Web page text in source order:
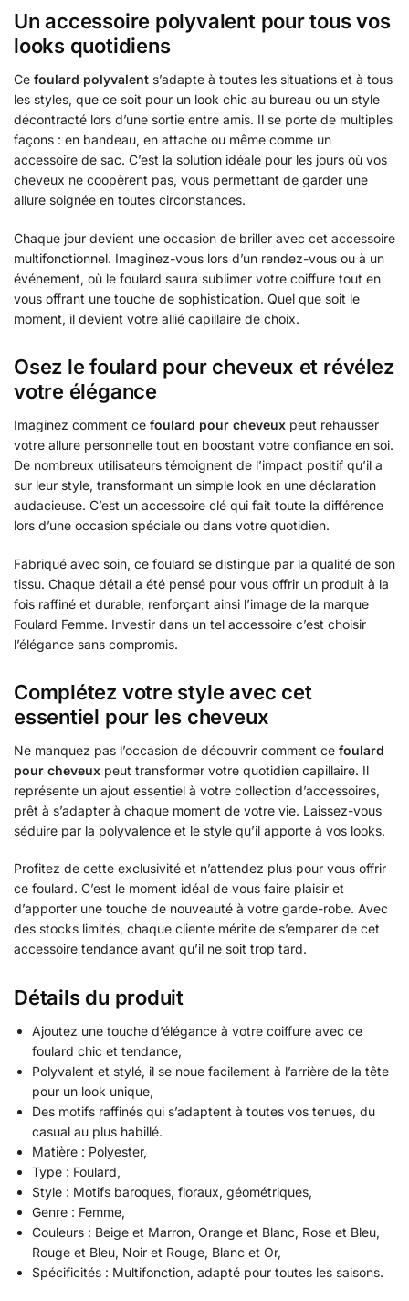
Un accessoire polyvalent pour tous vos
looks quotidiens
Ce foulard polyvalent s’adapte à toutes les situations et à tous
les styles, que ce soit pour un look chic au bureau ou un style
décontracté lors d’une sortie entre amis. Il se porte de multiples
façons : en bandeau, en attache ou même comme un
accessoire de sac. C’est la solution idéale pour les jours où vos
cheveux ne coopèrent pas, vous permettant de garder une
allure soignée en toutes circonstances.
Chaque jour devient une occasion de briller avec cet accessoire
multifonctionnel. Imaginez-vous lors d’un rendez-vous ou à un
événement, où le foulard saura sublimer votre coiffure tout en
vous offrant une touche de sophistication. Quel que soit le
moment, il devient votre allié capillaire de choix.
Osez le foulard pour cheveux et révélez
votre élégance
Imaginez comment ce foulard pour cheveux peut rehausser
votre allure personnelle tout en boostant votre confiance en soi.
De nombreux utilisateurs témoignent de l’impact positif qu’il a
sur leur style, transformant un simple look en une déclaration
audacieuse. C’est un accessoire clé qui fait toute la différence
lors d’une occasion spéciale ou dans votre quotidien.
Fabriqué avec soin, ce foulard se distingue par la qualité de son
tissu. Chaque détail a été pensé pour vous offrir un produit à la
fois raffiné et durable, renforçant ainsi l’image de la marque
Foulard Femme. Investir dans un tel accessoire c’est choisir
l’élégance sans compromis.
Complétez votre style avec cet
essentiel pour les cheveux
Ne manquez pas l’occasion de découvrir comment ce foulard
pour cheveux peut transformer votre quotidien capillaire. Il
représente un ajout essentiel à votre collection d’accessoires,
prêt à s’adapter à chaque moment de votre vie. Laissez-vous
séduire par la polyvalence et le style qu’il apporte à vos looks.
Profitez de cette exclusivité et n’attendez plus pour vous offrir
ce foulard. C’est le moment idéal de vous faire plaisir et
d’apporter une touche de nouveauté à votre garde-robe. Avec
des stocks limités, chaque cliente mérite de s’emparer de cet
accessoire tendance avant qu’il ne soit trop tard.
Détails du produit
Ajoutez une touche d’élégance à votre coiffure avec ce
foulard chic et tendance,
Polyvalent et stylé, il se noue facilement à l’arrière de la tête
pour un look unique,
Des motifs raffinés qui s’adaptent à toutes vos tenues, du
casual au plus habillé.
Matière : Polyester,
Type : Foulard,
Style : Motifs baroques, floraux, géométriques,
Genre : Femme,
Couleurs : Beige et Marron, Orange et Blanc, Rose et Bleu,
Rouge et Bleu, Noir et Rouge, Blanc et Or,
Spécificités : Multifonction, adapté pour toutes les saisons.